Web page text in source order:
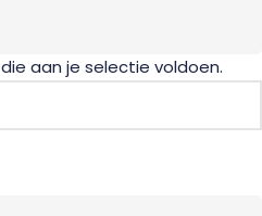
aan je selectie voldoen.